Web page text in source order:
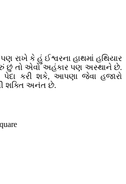
રાખે કે હું ઈશ્વરના હાથમાં હથિયાર
છું તો એવો અહંકાર પણ અસ્થાને છે.
પેદા કરી શકે, આપણા જેવા હજારો
શક્તિ અનંત છે.